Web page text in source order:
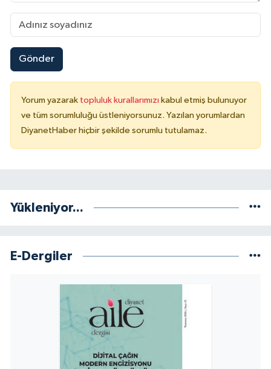
Gönder
Yorum yazarak topluluk kurallarımızı kabul etmiş bulunuyor
ve tüm sorumluluğu üstleniyorsunuz. Yazılan yorumlardan
DiyanetHaber hiçbir şekilde sorumlu tutulamaz.
Yükleniyor...
E-Dergiler
Yalova Müftülüğü
Yozgat Müftülüğü
Zonguldak Müftülüğü